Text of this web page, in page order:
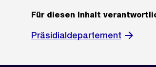
Für diesen Inhalt
Präsidialdepartement